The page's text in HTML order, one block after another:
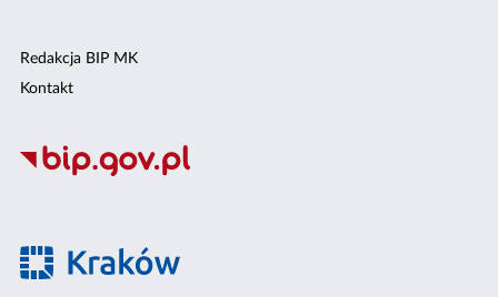
Redakcja BIP MK
Kontakt